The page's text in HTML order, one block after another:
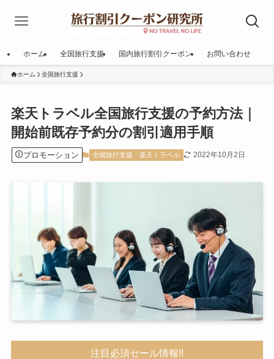
ホーム 全国旅行支援 国内旅行割引クーポン お問い合わせ
ホーム 全国旅行支援
楽天トラベル全国旅行支援の予約方法｜
開始前既存予約分の割引適用手順
プロモーション 全国旅行支援 楽天トラベル 2022年10月2日
注目必須セール情報!!